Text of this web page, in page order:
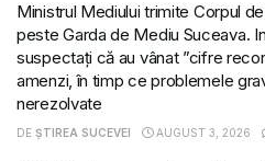
Ministrul Mediului trimite Corpul
peste Garda de Mediu Suceava.
suspectați că au vânat ”cifre
amenzi, în timp ce problemele
nerezolvate
DE ȘTIREA SUCEVEI AUGUST 3, 2026